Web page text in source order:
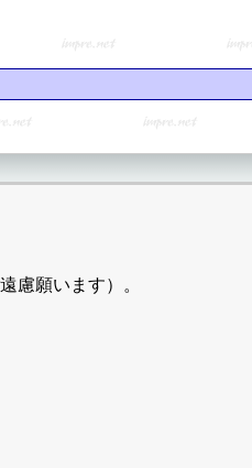
慮願います）。